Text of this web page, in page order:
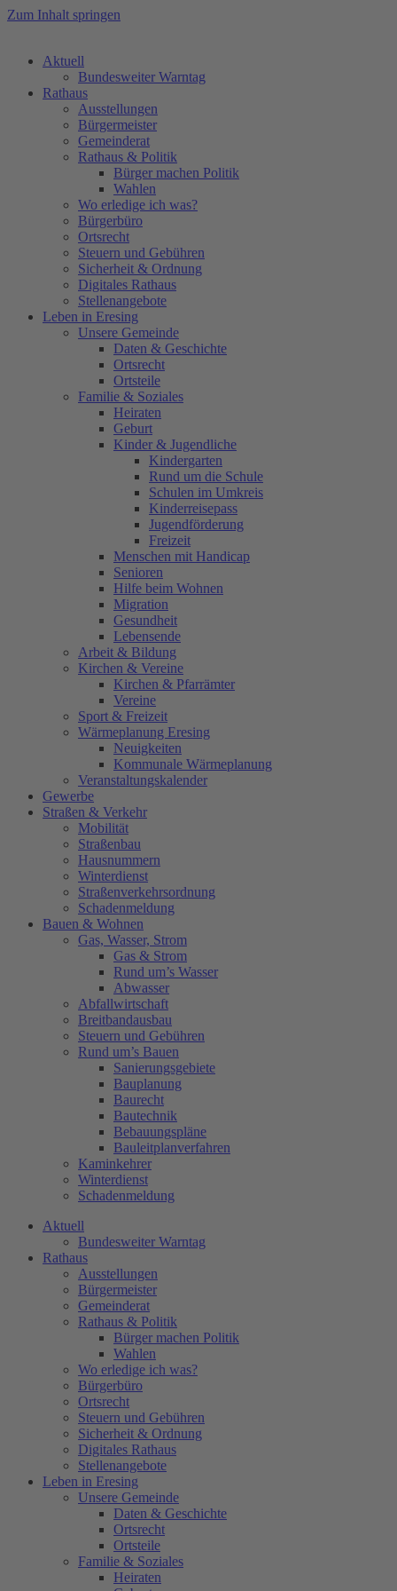
Zum Inhalt springen
Aktuell
Bundesweiter Warntag
Rathaus
Ausstellungen
Bürgermeister
Gemeinderat
Rathaus & Politik
Bürger machen Politik
Wahlen
Wo erledige ich was?
Bürgerbüro
Ortsrecht
Steuern und Gebühren
Sicherheit & Ordnung
Digitales Rathaus
Stellenangebote
Leben in Eresing
Unsere Gemeinde
Daten & Geschichte
Ortsrecht
Ortsteile
Familie & Soziales
Heiraten
Geburt
Kinder & Jugendliche
Kindergarten
Rund um die Schule
Schulen im Umkreis
Kinderreisepass
Jugendförderung
Freizeit
Menschen mit Handicap
Senioren
Hilfe beim Wohnen
Migration
Gesundheit
Lebensende
Arbeit & Bildung
Kirchen & Vereine
Kirchen & Pfarrämter
Vereine
Sport & Freizeit
Wärmeplanung Eresing
Neuigkeiten
Kommunale Wärmeplanung
Veranstaltungskalender
Gewerbe
Straßen & Verkehr
Mobilität
Straßenbau
Hausnummern
Winterdienst
Straßenverkehrsordnung
Schadenmeldung
Bauen & Wohnen
Gas, Wasser, Strom
Gas & Strom
Rund um’s Wasser
Abwasser
Abfallwirtschaft
Breitbandausbau
Steuern und Gebühren
Rund um’s Bauen
Sanierungsgebiete
Bauplanung
Baurecht
Bautechnik
Bebauungspläne
Bauleitplanverfahren
Kaminkehrer
Winterdienst
Schadenmeldung
Aktuell
Bundesweiter Warntag
Rathaus
Ausstellungen
Bürgermeister
Gemeinderat
Rathaus & Politik
Bürger machen Politik
Wahlen
Wo erledige ich was?
Bürgerbüro
Ortsrecht
Steuern und Gebühren
Sicherheit & Ordnung
Digitales Rathaus
Stellenangebote
Leben in Eresing
Unsere Gemeinde
Daten & Geschichte
Ortsrecht
Ortsteile
Familie & Soziales
Heiraten